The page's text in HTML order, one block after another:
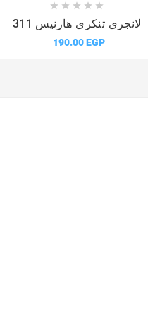
    
لانجرى تنكرى هارنيس 311
190.00 EGP